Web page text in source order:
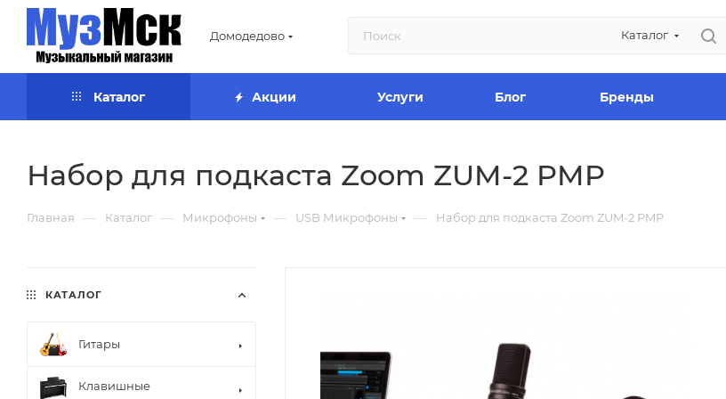
Домодедово Каталог
Каталог Акции Услуги Блог Бренды
Набор для подкаста Zoom ZUM-2 PMP
Главная — Каталог — Микрофоны — USB Микрофоны — Набор для подкаста Zoom ZUM-2 PMP
КАТАЛОГ
Гитары
Клавишные